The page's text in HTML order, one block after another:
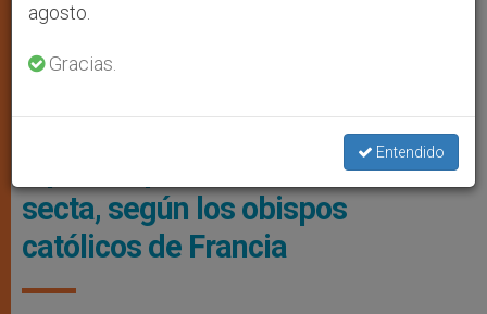
Integrantes De La Secta De Judíos Ortodoxos 'Lev Tahor'. Foto: EFE
4 puntos para identificar una
secta, según los obispos
católicos de Francia
agosto.
Gracias.
Entendido